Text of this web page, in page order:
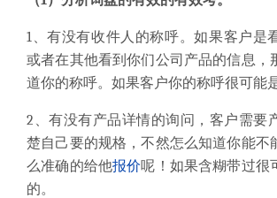
1、有没有收件人的称呼。如果客户是
或者在其他看到你们公司产品的信息，
道你的称呼。如果客户你的称呼很可能
2、有没有产品详情的询问，客户需要
楚自己要的规格，不然怎么知道你能不
么准确的给他报价呢！如果含糊带过很
的。